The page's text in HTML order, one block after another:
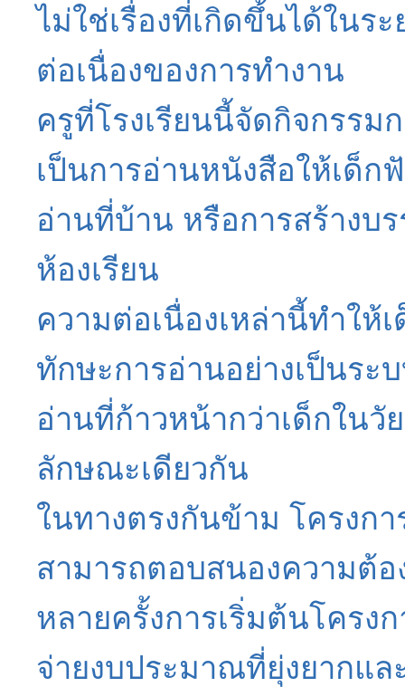
ไม่ใช่เรื่องที่เกิดขึ้นได้ในร
ต่อเนื่องของการทำงาน
ครูที่โรงเรียนนี้จัดกิจกรรม
เป็นการอ่านหนังสือให้เด็ก
อ่านที่บ้าน หรือการสร้างบ
ห้องเรียน
ความต่อเนื่องเหล่านี้ทำให้
ทักษะการอ่านอย่างเป็นระ
อ่านที่ก้าวหน้ากว่าเด็กในวั
ลักษณะเดียวกัน
ในทางตรงกันข้าม โครงก
สามารถตอบสนองความต้อ
หลายครั้งการเริ่มต้นโครง
จ่ายงบประมาณที่ยุ่งยากแล